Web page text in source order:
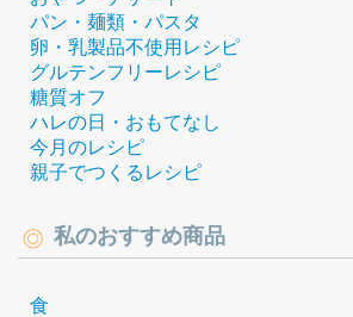
パン・麺類・パスタ
卵・乳製品不使用レシピ
グルテンフリーレシピ
糖質オフ
ハレの日・おもてなし
今月のレシピ
親子でつくるレシピ
私のおすすめ商品
食